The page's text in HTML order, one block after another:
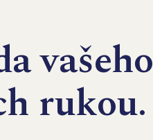
vašeho
rukou.